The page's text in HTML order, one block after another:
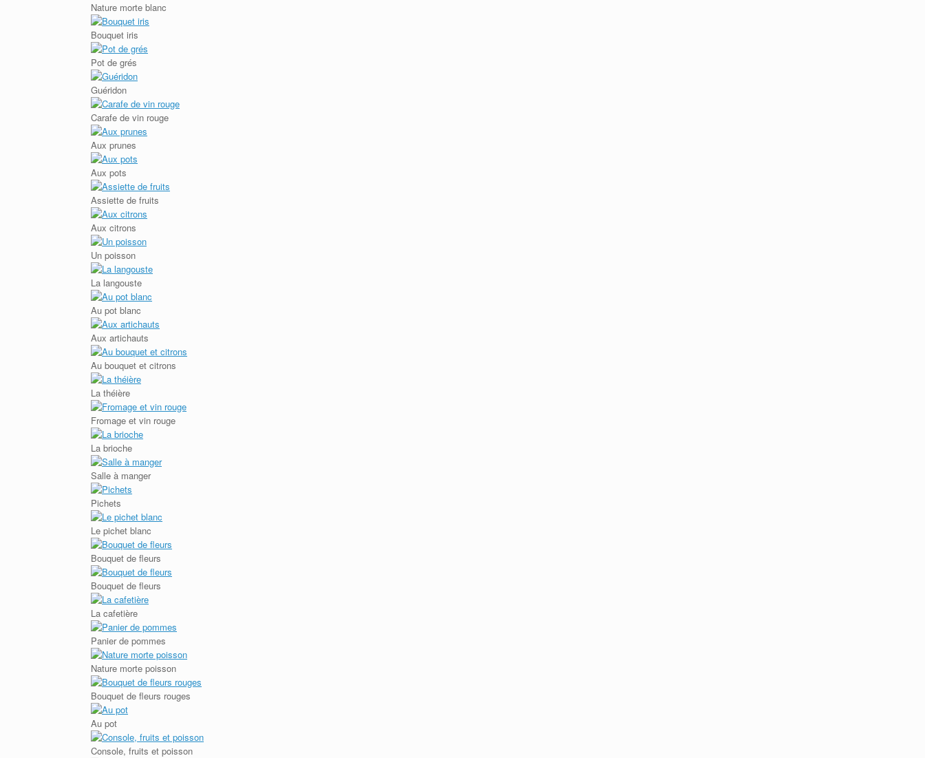
Nature morte blanc
Bouquet iris
Pot de grés
Guéridon
Carafe de vin rouge
Aux prunes
Aux pots
Assiette de fruits
Aux citrons
Un poisson
La langouste
Au pot blanc
Aux artichauts
Au bouquet et citrons
La théière
Fromage et vin rouge
La brioche
Salle à manger
Pichets
Le pichet blanc
Bouquet de fleurs
Bouquet de fleurs
La cafetière
Panier de pommes
Nature morte poisson
Bouquet de fleurs rouges
Au pot
Console, fruits et poisson